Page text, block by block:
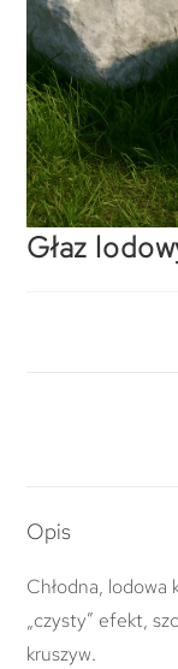
Głaz
Opis
Chłodna, lodowa
„czysty” efekt,
kruszyw.